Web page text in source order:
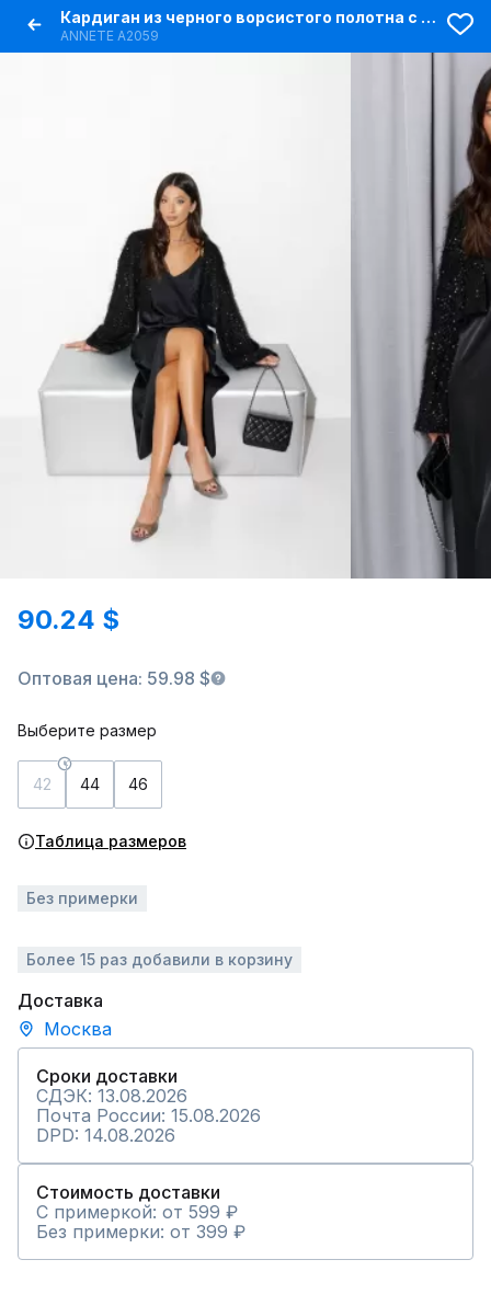
Кардиган из черного ворсистого полотна с пайетками
ANNETE A2059
90.24 $
Оптовая цена: 59.98 $
Выберите размер
42 44 46
Таблица размеров
Без примерки
Более 15 раз добавили в корзину
Доставка
Москва
Сроки доставки
СДЭК: 13.08.2026
Почта России: 15.08.2026
DPD: 14.08.2026
Стоимость доставки
С примеркой: от 599 ₽
Без примерки: от 399 ₽